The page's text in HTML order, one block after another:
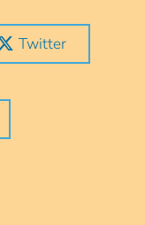
Twitter